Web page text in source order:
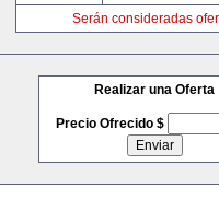
Serán consideradas
Realizar una Oferta
Precio Ofrecido $